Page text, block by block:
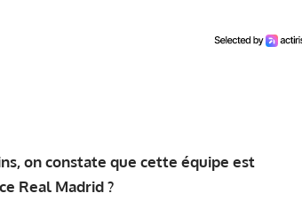
on constate que cette équipe est
Real Madrid ?